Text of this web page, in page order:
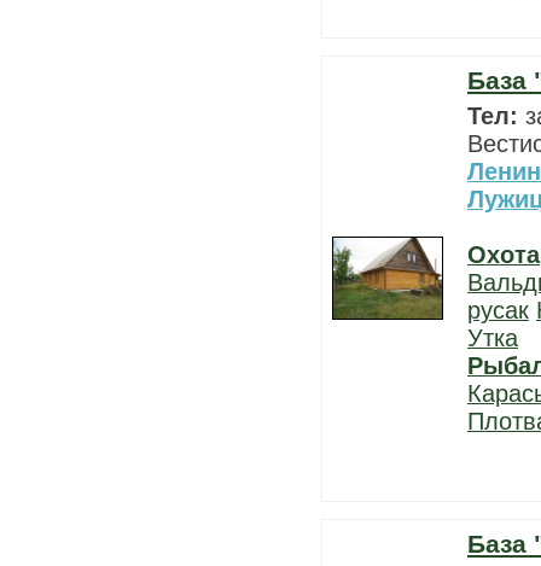
База
Тел:
Охота
русак
Утка
База